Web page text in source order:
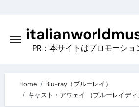
content
PR：本サイトはプロモーショ
Home
Blu-ray（ブルーレイ）
キャスト・アウェイ （ブルーレイディ